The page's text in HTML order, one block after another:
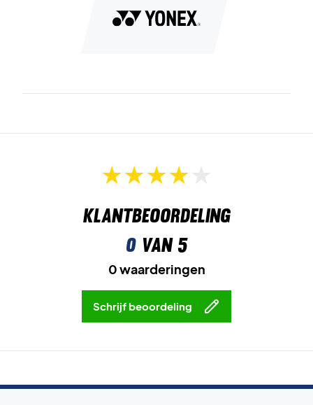
Klantbeoordeling
0van 5
0 waarderingen
Schrijf beoordeling